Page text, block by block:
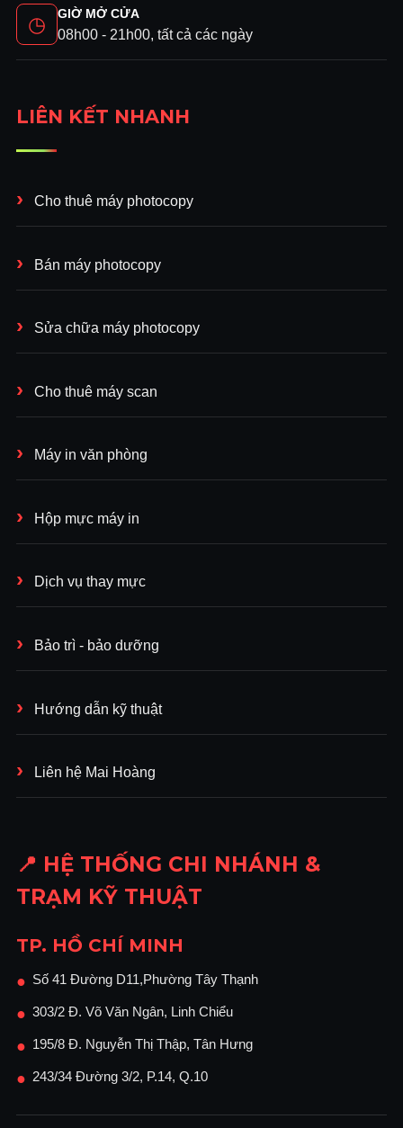
◷ GIỜ MỞ CỬA
08h00 - 21h00, tất cả các ngày
LIÊN KẾT NHANH
Cho thuê máy photocopy
Bán máy photocopy
Sửa chữa máy photocopy
Cho thuê máy scan
Máy in văn phòng
Hộp mực máy in
Dịch vụ thay mực
Bảo trì - bảo dưỡng
Hướng dẫn kỹ thuật
Liên hệ Mai Hoàng
📍 HỆ THỐNG CHI NHÁNH &
TRẠM KỸ THUẬT
TP. HỒ CHÍ MINH
● Số 41 Đường D11,Phường Tây Thạnh
● 303/2 Đ. Võ Văn Ngân, Linh Chiểu
● 195/8 Đ. Nguyễn Thị Thập, Tân Hưng
● 243/34 Đường 3/2, P.14, Q.10